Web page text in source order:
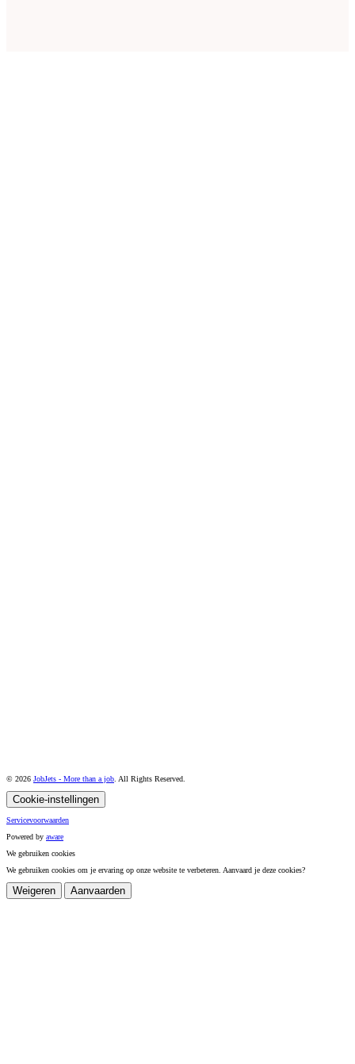
© 2026 JobJets - More than a job . All Rights Reserved.
Cookie-instellingen
Servicevoorwaarden
Powered by aware
We gebruiken cookies
We gebruiken cookies om je ervaring op onze website te verbeteren. Aanvaard je deze cookies?
Weigeren Aanvaarden